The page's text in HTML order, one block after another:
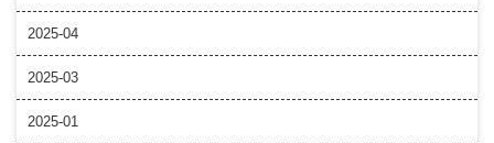
2025-04
2025-03
2025-01